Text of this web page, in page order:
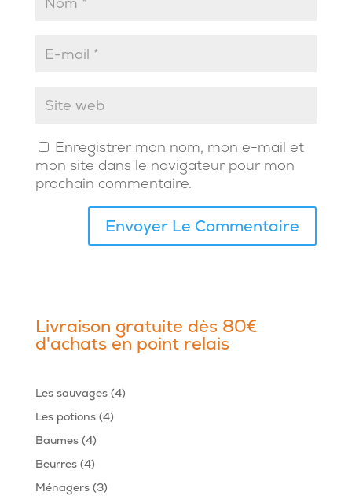
Enregistrer mon nom, mon e-mail et
mon site dans le navigateur pour mon
prochain commentaire.
Livraison gratuite dès 80€
d'achats en point relais
Les sauvages 44
Les potions 44
Baumes 44
produits
Beurres 44
produits
Ménagers 33